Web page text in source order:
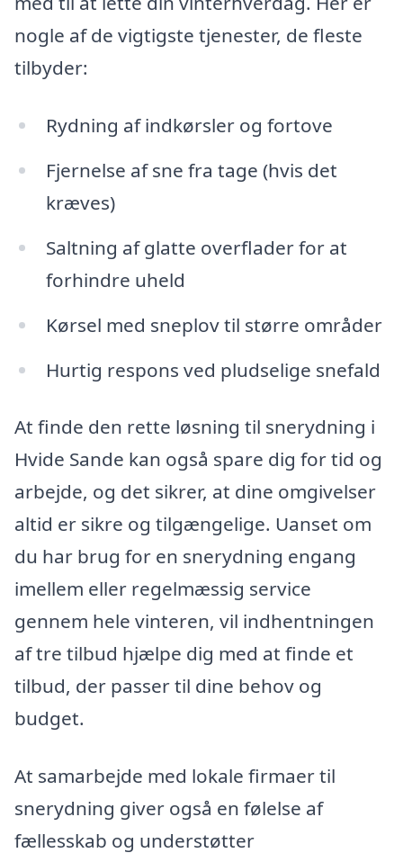
nogle af de vigtigste tjenester, de fleste
tilbyder:
Rydning af indkørsler og fortove
Fjernelse af sne fra tage (hvis det
kræves)
Saltning af glatte overflader for at
forhindre uheld
Kørsel med sneplov til større områder
Hurtig respons ved pludselige snefald
At finde den rette løsning til snerydning i
Hvide Sande kan også spare dig for tid og
arbejde, og det sikrer, at dine omgivelser
altid er sikre og tilgængelige. Uanset om
du har brug for en snerydning engang
imellem eller regelmæssig service
gennem hele vinteren, vil indhentningen
af tre tilbud hjælpe dig med at finde et
tilbud, der passer til dine behov og
budget.
At samarbejde med lokale firmaer til
snerydning giver også en følelse af
fællesskab og understøtter